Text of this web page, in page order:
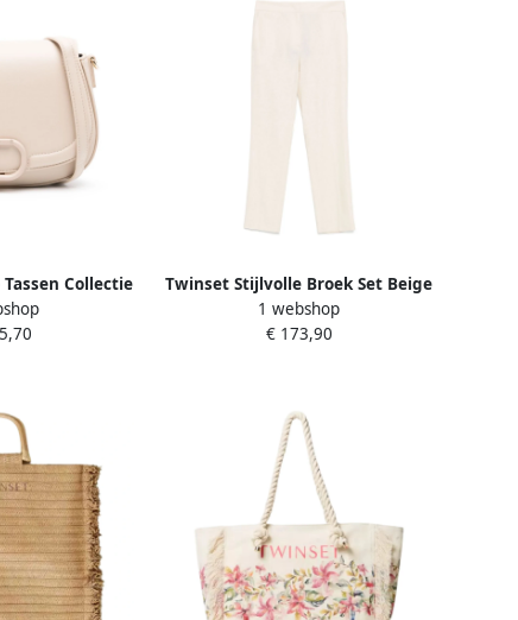
Collectie
Twinset Stijlvolle Broek Set Beige
Dames
1 webshop
€ 173,90